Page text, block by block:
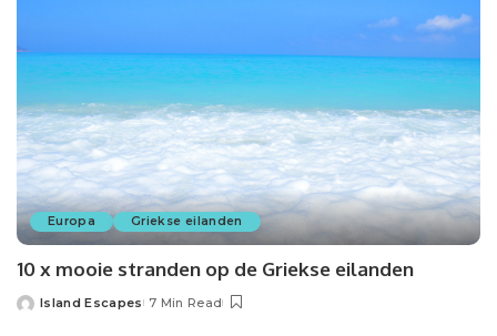
Europa Griekse eilanden
10 x mooie stranden op de Griekse eilanden
Island Escapes 7 Min Read